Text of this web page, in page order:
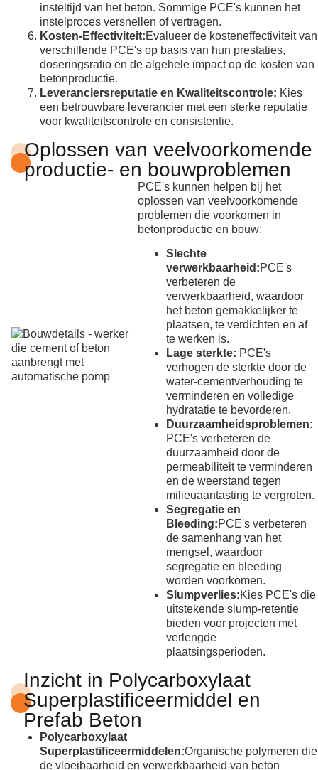
insteltijd van het beton. Sommige PCE's kunnen het
instelproces versnellen of vertragen.
Kosten-Effectiviteit:Evalueer de kosteneffectiviteit van
verschillende PCE's op basis van hun prestaties,
doseringsratio en de algehele impact op de kosten van
betonproductie.
Leveranciersreputatie en Kwaliteitscontrole: Kies
een betrouwbare leverancier met een sterke reputatie
voor kwaliteitscontrole en consistentie.
Oplossen van veelvoorkomende
productie- en bouwproblemen
PCE's kunnen helpen bij het
oplossen van veelvoorkomende
problemen die voorkomen in
betonproductie en bouw:
Slechte
verwerkbaarheid:PCE's
verbeteren de
verwerkbaarheid, waardoor
het beton gemakkelijker te
plaatsen, te verdichten en af
te werken is.
Lage sterkte: PCE's
verhogen de sterkte door de
water-cementverhouding te
verminderen en volledige
hydratatie te bevorderen.
Duurzaamheidsproblemen:
PCE's verbeteren de
duurzaamheid door de
permeabiliteit te verminderen
en de weerstand tegen
milieuaantasting te vergroten.
Segregatie en
Bleeding:PCE's verbeteren
de samenhang van het
mengsel, waardoor
segregatie en bleeding
worden voorkomen.
Slumpverlies:Kies PCE's die
uitstekende slump-retentie
bieden voor projecten met
verlengde
plaatsingsperioden.
Inzicht in Polycarboxylaat
Superplastificeermiddel en
Prefab Beton
Polycarboxylaat
Superplastificeermiddelen:Organische polymeren die
de vloeibaarheid en verwerkbaarheid van beton